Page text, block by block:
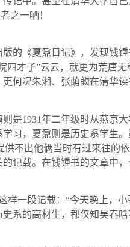
之一哂！
的《夏鼐日记》，发现钱
四才子”云云，就更为荒唐
何况朱湘、张荫麟在清华读
则是1931年二年级时从燕京大
习，夏鼐则是历史系学生
供不出他俩当时有过来往的
记载。在钱锺书的文章中，
样一段记载：“今天晚上，
系的高材生，都仅知吴春